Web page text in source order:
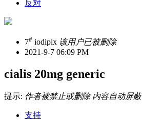
反对
7# iodipix 该用户已被删除
2021-9-7 06:09 PM
cialis 20mg generic
提示: 作者被禁止或删除 内容自动屏蔽
支持